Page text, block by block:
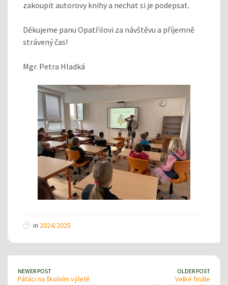
zakoupit autorovy knihy a nechat si je podepsat.
Děkujeme panu Opatřilovi za návštěvu a příjemně
strávený čas!
Mgr. Petra Hladká
in 2024/2025
NEWER POST
Páťáci na školním výletě
OLDER POST
Velké finále